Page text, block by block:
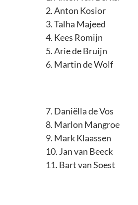
2. Anton Kosior
3. Talha Majeed
4. Kees Romijn
5. Arie de Bruijn
6. Martin de Wolf
7. Daniëlla de Vos
8. Marlon Mangroe
9. Mark Klaassen
10. Jan van Beeck
11. Bart van Soest